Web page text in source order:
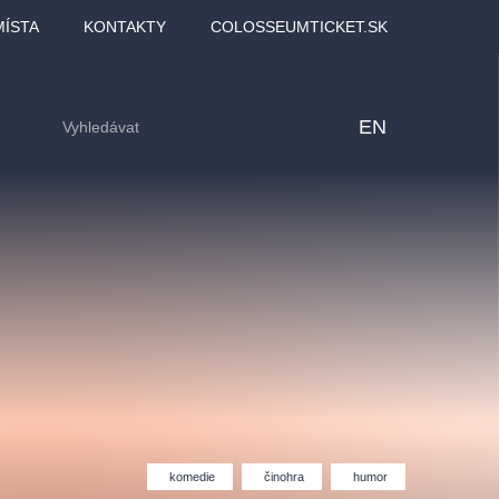
KONTAKTY COLOSSEUMTICKET.SK
EN
komedie činohra humor
Love2Dance - Láska,
tanec a sen
Filmový orchestr Praha
v Novoměstské radnici